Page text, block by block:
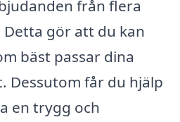
från flera
Detta gör att du kan
bäst passar dina
Dessutom får du hjälp
en trygg och